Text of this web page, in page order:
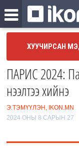
ХУУЧИРСАН
ПАРИС 2024:
нээлтээ хийнэ
Э.ТЭМҮҮЛЭН, IKON.MN
2024 ОНЫ 8 САРЫН 27